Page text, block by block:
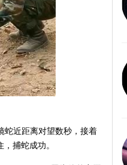
蛇近距离对望数秒，接着
捕蛇成功。